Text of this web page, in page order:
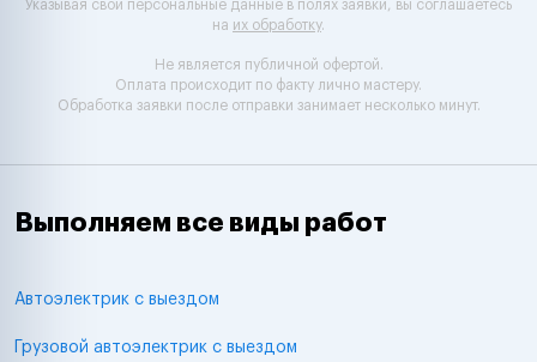
Указывая свои персональные данные в полях заявки, вы соглашаетесь
на их обработку.
Не является публичной офертой.
Оплата происходит по факту лично мастеру.
Обработка заявки после отправки занимает несколько минут.
Выполняем все виды работ
Автоэлектрик с выездом
Грузовой автоэлектрик с выездом